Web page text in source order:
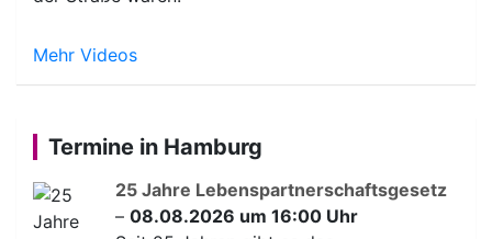
Mehr Videos
Termine in Hamburg
25 Jahre Lebenspartnerschaftsgesetz
– 08.08.2026 um 16:00 Uhr